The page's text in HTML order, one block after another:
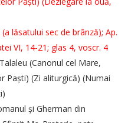
lăsatului sec de brânză); Ap.
VI, 14-21; glas 4, voscr. 4
(Canonul cel Mare,
Paști) (Zi aliturgică) (Numai
și Gherman din